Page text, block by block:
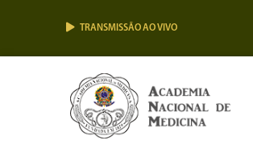
TRANSMISSÃO AO VIVO